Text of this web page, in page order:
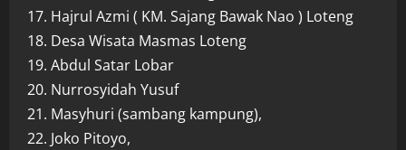
17. Hajrul Azmi ( KM. Sajang Bawak Nao ) Loteng
18. Desa Wisata Masmas Loteng
19. Abdul Satar Lobar
20. Nurrosyidah Yusuf
21. Masyhuri (sambang kampung),
22. Joko Pitoyo,